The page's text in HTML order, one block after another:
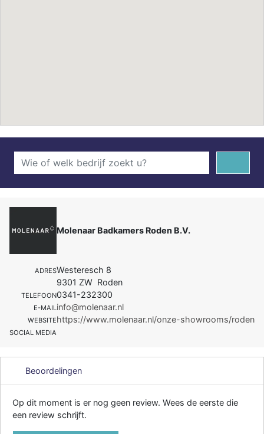
Molenaar Badkamers Roden B.V.
ADRESWesteresch 8
9301 ZW Roden
TELEFOON0341-232300
E-MAILinfo@molenaar.nl
WEBSITEhttps://www.molenaar.nl/onze-showrooms/roden
SOCIAL MEDIA
Beoordelingen
Op dit moment is er nog geen review. Wees de eerste die
een review schrijft.